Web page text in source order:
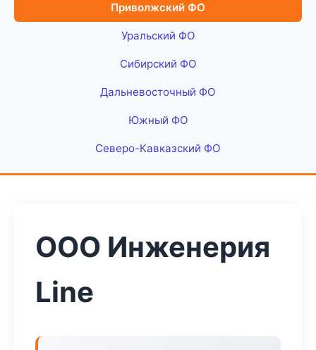
Приволжский ФО
Уральский ФО
Сибирский ФО
Дальневосточный ФО
Южный ФО
Северо-Кавказский ФО
ООО Инженерия
Line